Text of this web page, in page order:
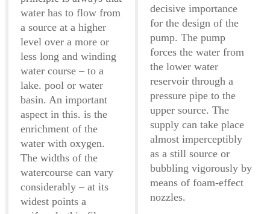
water has to flow from
a source at a higher
level over a more or
less long and winding
water course – to a
lake. pool or water
basin. An important
aspect in this. is the
enrichment of the
water with oxygen.
The widths of the
watercourse can vary
considerably – at its
widest points a
decisive importance
for the design of the
pump. The pump
forces the water from
the lower water
reservoir through a
pressure pipe to the
upper source. The
supply can take place
almost imperceptibly
as a still source or
bubbling vigorously by
means of foam-effect
nozzles.